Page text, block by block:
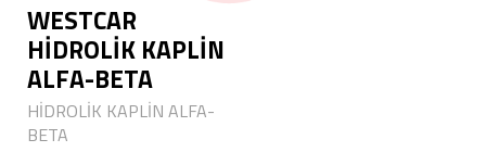
WESTCAR
HİDROLİK KAPLİN
ALFA-BETA
HİDROLİK KAPLİN ALFA-
BETA